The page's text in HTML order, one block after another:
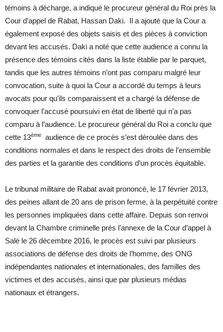
témoins à décharge, a indiqué le procureur général du Roi près la
Cour d’appel de Rabat, Hassan Daki. Il a ajouté que la Cour a
également exposé des objets saisis et des pièces à conviction
devant les accusés. Daki a noté que cette audience a connu la
présence des témoins cités dans la liste établie par le parquet,
tandis que les autres témoins n’ont pas comparu malgré leur
convocation, suite à quoi la Cour a accordé du temps à leurs
avocats pour qu’ils comparaissent et a chargé la défense de
convoquer l’accusé poursuivi en état de liberté qui n’a pas
comparu à l’audience. Le procureur général du Roi a conclu que
cette 13ème
audience de ce procès s’est déroulée dans des
conditions normales et dans le respect des droits de l’ensemble
des parties et la garantie des conditions d’un procès équitable.
Le tribunal militaire de Rabat avait prononcé, le 17 février 2013,
des peines allant de 20 ans de prison ferme, à la perpétuité contre
les personnes impliquées dans cette affaire. Depuis son renvoi
devant la Chambre criminelle près l’annexe de la Cour d’appel à
Salé le 26 décembre 2016, le procès est suivi par plusieurs
associations de défense des droits de l’homme, des ONG
indépendantes nationales et internationales, des familles des
victimes et des accusés, ainsi que par plusieurs médias
nationaux et étrangers.